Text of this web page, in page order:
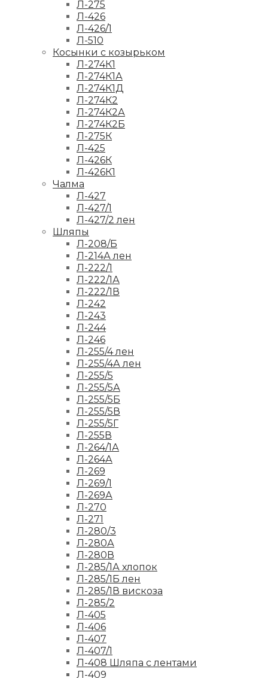
Л-275
Л-426
Л-426/1
Л-510
Косынки с козырьком
Л-274К1
Л-274К1А
Л-274К1Д
Л-274К2
Л-274К2А
Л-274К2Б
Л-275К
Л-425
Л-426К
Л-426К1
Чалма
Л-427
Л-427/1
Л-427/2 лен
Шляпы
Л-208/Б
Л-214А лен
Л-222/1
Л-222/1А
Л-222/1В
Л-242
Л-243
Л-244
Л-246
Л-255/4 лен
Л-255/4А лен
Л-255/5
Л-255/5А
Л-255/5Б
Л-255/5В
Л-255/5Г
Л-255В
Л-264/1А
Л-264А
Л-269
Л-269/1
Л-269А
Л-270
Л-271
Л-280/3
Л-280А
Л-280В
Л-285/1А хлопок
Л-285/1Б лен
Л-285/1В вискоза
Л-285/2
Л-405
Л-406
Л-407
Л-407/1
Л-408 Шляпа с лентами
Л-409